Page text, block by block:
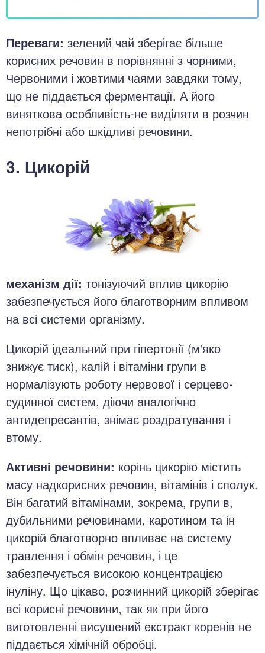
Переваги: зелений чай зберігає більше
корисних речовин в порівнянні з чорними,
Червоними і жовтими чаями завдяки тому,
що не піддається ферментації. А його
виняткова особливість-не виділяти в розчин
непотрібні або шкідливі речовини.
3. Цикорій
механізм дії: тонізуючий вплив цикорію
забезпечується його благотворним впливом
на всі системи організму.
Цикорій ідеальний при гіпертонії (м'яко
знижує тиск), калій і вітаміни групи в
нормалізують роботу нервової і серцево-
судинної систем, діючи аналогічно
антидепресантів, знімає роздратування і
втому.
Активні речовини: корінь цикорію містить
масу надкорисних речовин, вітамінів і сполук.
Він багатий вітамінами, зокрема, групи в,
дубильними речовинами, каротином та ін
цикорій благотворно впливає на систему
травлення і обмін речовин, і це
забезпечується високою концентрацією
інуліну. Що цікаво, розчинний цикорій зберігає
всі корисні речовини, так як при його
виготовленні висушений екстракт коренів не
піддається хімічній обробці.